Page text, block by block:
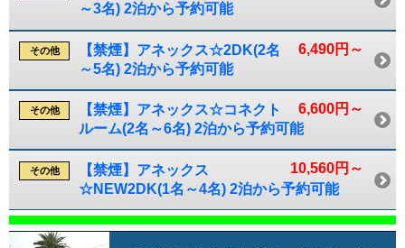
～3名) 2泊から予約可能
6,490円～
その他
【禁煙】アネックス☆2DK(2名
～5名) 2泊から予約可能
6,600円～
その他
【禁煙】アネックス☆コネクト
ルーム(2名～6名) 2泊から予約可能
10,560円～
その他
【禁煙】アネックス
☆NEW2DK(1名～4名) 2泊から予約可能